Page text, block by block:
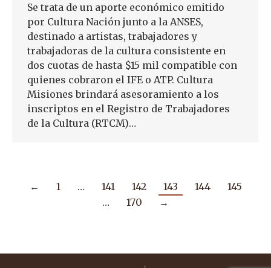
Se trata de un aporte económico emitido
por Cultura Nación junto a la ANSES,
destinado a artistas, trabajadores y
trabajadoras de la cultura consistente en
dos cuotas de hasta $15 mil compatible con
quienes cobraron el IFE o ATP. Cultura
Misiones brindará asesoramiento a los
inscriptos en el Registro de Trabajadores
de la Cultura (RTCM)…
← 1 … 141 142 143 144
145
…
170 →